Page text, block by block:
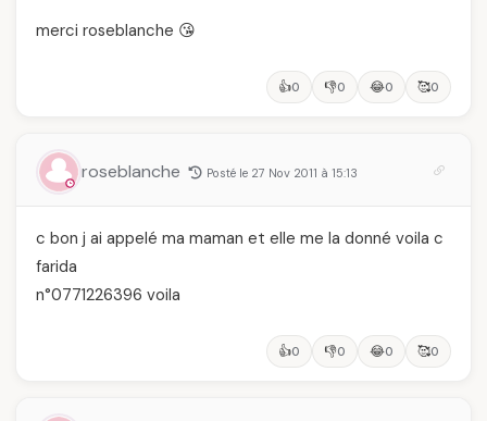
merci roseblanche 😘
👍0 👎0 😂0 🥰0
roseblanche Posté le 27 Nov 2011 à 15:13
c bon j ai appelé ma maman et elle me la donné voila c
farida
n°0771226396 voila
👍0 👎0 😂0 🥰0